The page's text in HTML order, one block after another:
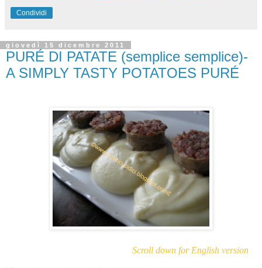
Condividi
giovedì 15 dicembre 2011
PURÉ DI PATATE (semplice semplice)-
A SIMPLY TASTY POTATOES PURÉ
Scroll down for English version